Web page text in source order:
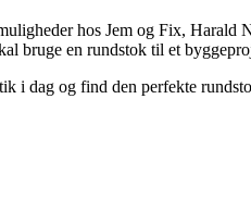
hos Jem og Fix,
bruge en rundstok til et
i dag og find den perfekte